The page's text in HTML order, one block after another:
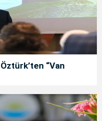
“Van